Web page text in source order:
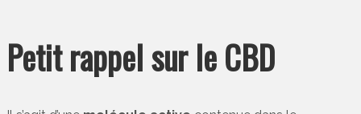
Petit rappel sur le CBD